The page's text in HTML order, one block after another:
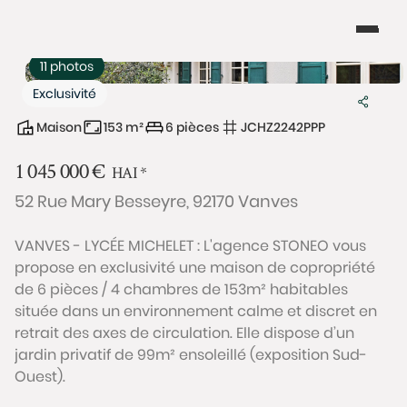
Exclusivité
11 photos
Maison 153 m² 6 pièces JCHZ2242PPP
1 045 000€ HAI*
52 Rue Mary Besseyre, 92170 Vanves
VANVES - LYCÉE MICHELET : L'agence STONEO vous
propose en exclusivité une maison de copropriété
de 6 pièces / 4 chambres de 153m² habitables
située dans un environnement calme et discret en
retrait des axes de circulation. Elle dispose d’un
jardin privatif de 99m² ensoleillé (exposition Sud-
Ouest).